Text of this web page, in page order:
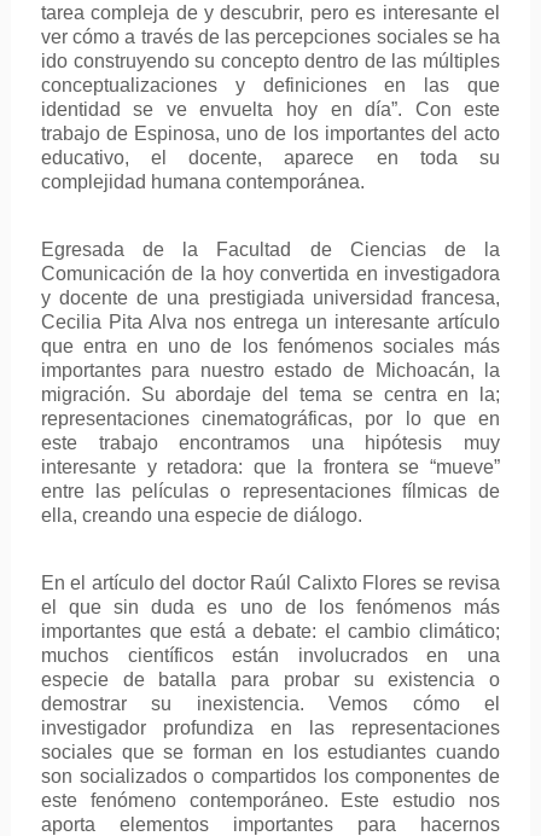
tarea compleja de y descubrir, pero es interesante el
ver cómo a través de las percepciones sociales se ha
ido construyendo su concepto dentro de las múltiples
conceptualizaciones y definiciones en las que
identidad se ve envuelta hoy en día”. Con este
trabajo de Espinosa, uno de los importantes del acto
educativo, el docente, aparece en toda su
complejidad humana contemporánea.
Egresada de la Facultad de Ciencias de la
Comunicación de la hoy convertida en investigadora
y docente de una prestigiada universidad francesa,
Cecilia Pita Alva nos entrega un interesante artículo
que entra en uno de los fenómenos sociales más
importantes para nuestro estado de Michoacán, la
migración. Su abordaje del tema se centra en la;
representaciones cinematográficas, por lo que en
este trabajo encontramos una hipótesis muy
interesante y retadora: que la frontera se “mueve”
entre las películas o representaciones fílmicas de
ella, creando una especie de diálogo.
En el artículo del doctor Raúl Calixto Flores se revisa
el que sin duda es uno de los fenómenos más
importantes que está a debate: el cambio climático;
muchos científicos están involucrados en una
especie de batalla para probar su existencia o
demostrar su inexistencia. Vemos cómo el
investigador profundiza en las representaciones
sociales que se forman en los estudiantes cuando
son socializados o compartidos los componentes de
este fenómeno contemporáneo. Este estudio nos
aporta elementos importantes para hacernos